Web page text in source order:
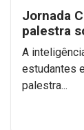
Jornada
palestra
IA
A
estudantes
palestra...